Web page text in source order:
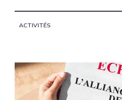
ACTIVITÉS